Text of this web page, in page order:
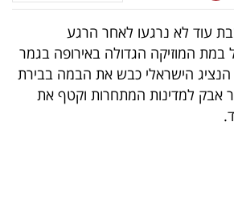
עוד לא נרגעו לאחר הרגע
המוזיקה הגדולה באירופה בגמר
הנציג הישראלי כבש את הבמה בבירת
אבק למדינות המתחרות וקטף את